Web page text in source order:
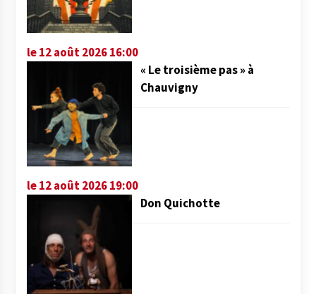
le 12 août 2026 16:00
« Le troisième pas » à
Chauvigny
le 12 août 2026 19:00
Don Quichotte